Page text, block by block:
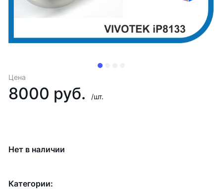
Цена
8000 руб. /шт.
Категории:
Нет в наличии